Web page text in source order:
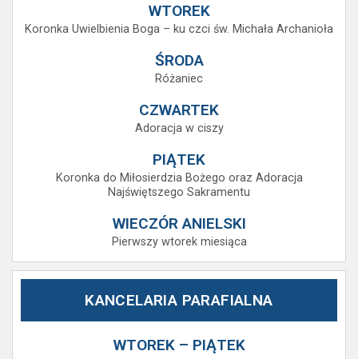
WTOREK
Koronka Uwielbienia Boga – ku czci św. Michała Archanioła
ŚRODA
Różaniec
CZWARTEK
Adoracja w ciszy
PIĄTEK
Koronka do Miłosierdzia Bożego oraz Adoracja
Najświętszego Sakramentu
WIECZÓR ANIELSKI
Pierwszy wtorek miesiąca
KANCELARIA PARAFIALNA
WTOREK – PIĄTEK